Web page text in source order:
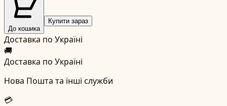
До кошика
Купити зараз
Доставка по Україні
🚚
Доставка по Україні
Нова Пошта та інші служби
💳